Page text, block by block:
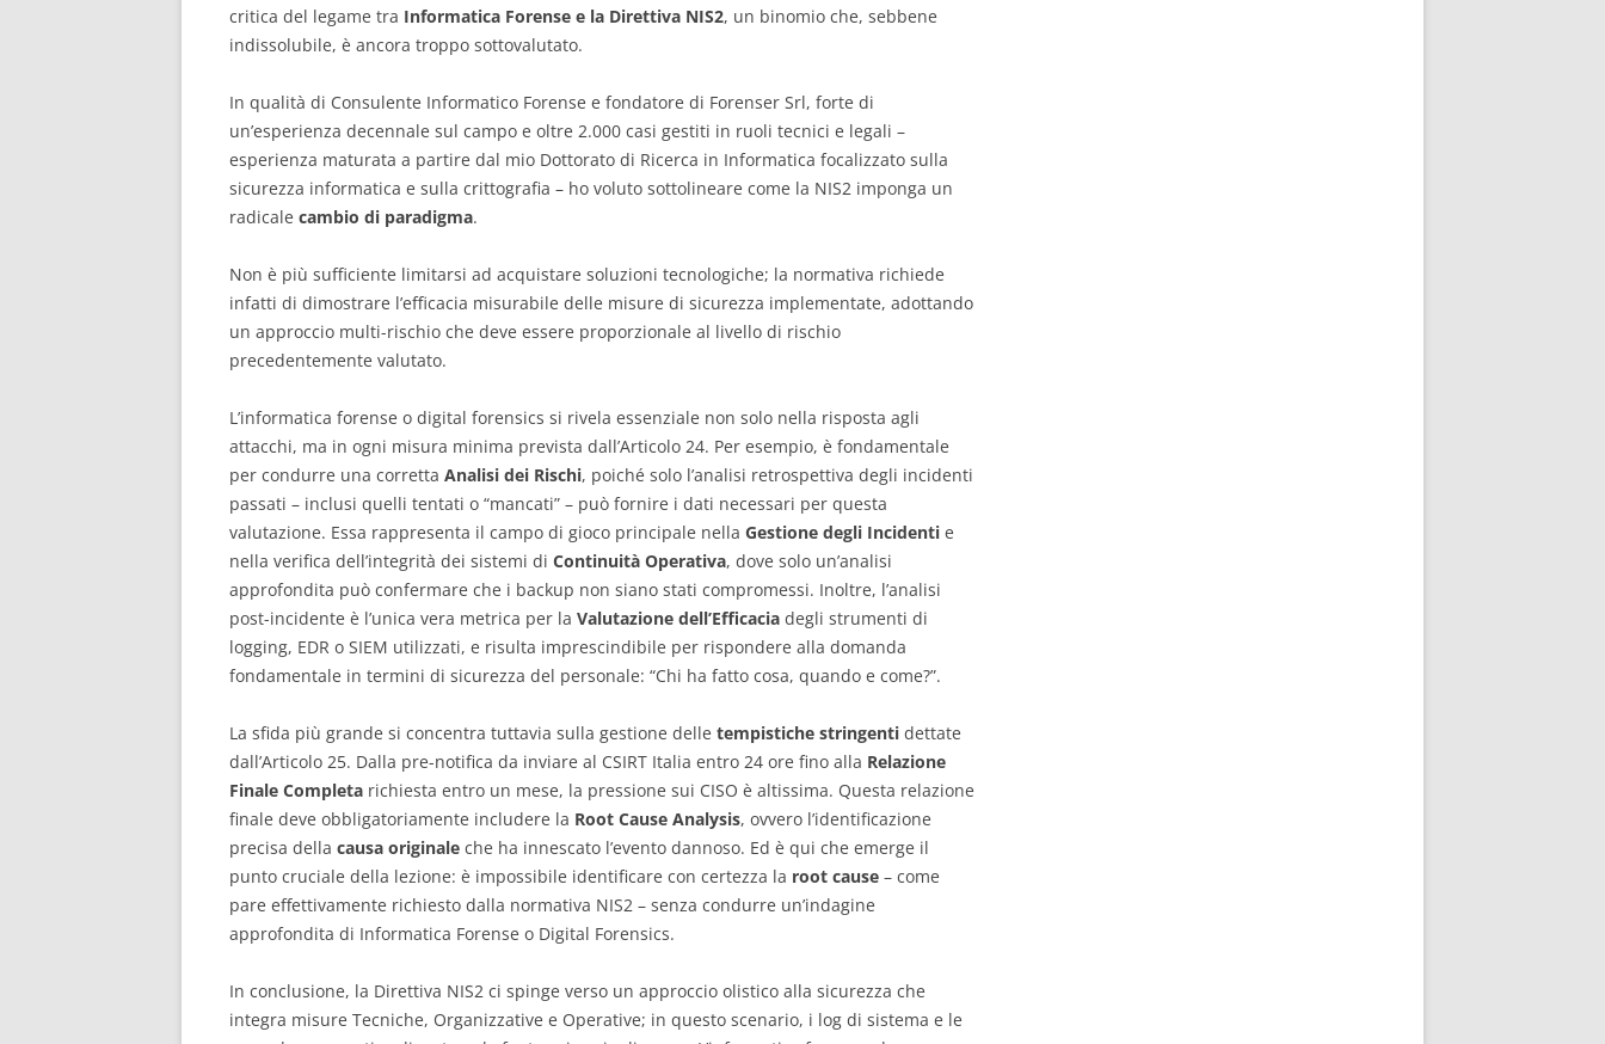
critica del legame tra Informatica Forense e la Direttiva NIS2, un binomio che, sebbene
indissolubile, è ancora troppo sottovalutato.
In qualità di Consulente Informatico Forense e fondatore di Forenser Srl, forte di
un’esperienza decennale sul campo e oltre 2.000 casi gestiti in ruoli tecnici e legali –
esperienza maturata a partire dal mio Dottorato di Ricerca in Informatica focalizzato sulla
sicurezza informatica e sulla crittografia – ho voluto sottolineare come la NIS2 imponga un
radicale cambio di paradigma.
Non è più sufficiente limitarsi ad acquistare soluzioni tecnologiche; la normativa richiede
infatti di dimostrare l’efficacia misurabile delle misure di sicurezza implementate, adottando
un approccio multi-rischio che deve essere proporzionale al livello di rischio
precedentemente valutato.
L’informatica forense o digital forensics si rivela essenziale non solo nella risposta agli
attacchi, ma in ogni misura minima prevista dall’Articolo 24. Per esempio, è fondamentale
per condurre una corretta Analisi dei Rischi, poiché solo l’analisi retrospettiva degli incidenti
passati – inclusi quelli tentati o “mancati” – può fornire i dati necessari per questa
valutazione. Essa rappresenta il campo di gioco principale nella Gestione degli Incidenti e
nella verifica dell’integrità dei sistemi di Continuità Operativa, dove solo un’analisi
approfondita può confermare che i backup non siano stati compromessi. Inoltre, l’analisi
post-incidente è l’unica vera metrica per la Valutazione dell’Efficacia degli strumenti di
logging, EDR o SIEM utilizzati, e risulta imprescindibile per rispondere alla domanda
fondamentale in termini di sicurezza del personale: “Chi ha fatto cosa, quando e come?”.
La sfida più grande si concentra tuttavia sulla gestione delle tempistiche stringenti dettate
dall’Articolo 25. Dalla pre-notifica da inviare al CSIRT Italia entro 24 ore fino alla Relazione
Finale Completa richiesta entro un mese, la pressione sui CISO è altissima. Questa relazione
finale deve obbligatoriamente includere la Root Cause Analysis, ovvero l’identificazione
precisa della causa originale che ha innescato l’evento dannoso. Ed è qui che emerge il
punto cruciale della lezione: è impossibile identificare con certezza la root cause – come
pare effettivamente richiesto dalla normativa NIS2 – senza condurre un’indagine
approfondita di Informatica Forense o Digital Forensics.
In conclusione, la Direttiva NIS2 ci spinge verso un approccio olistico alla sicurezza che
integra misure Tecniche, Organizzative e Operative; in questo scenario, i log di sistema e le